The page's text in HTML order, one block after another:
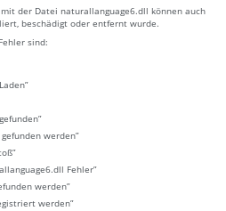
der Datei naturallanguage6.dll können auch
beschädigt oder entfernt wurde.
sind:
werden”
Fehler”
werden”
werden”